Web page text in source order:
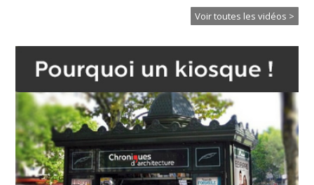
Voir toutes les vidéos >